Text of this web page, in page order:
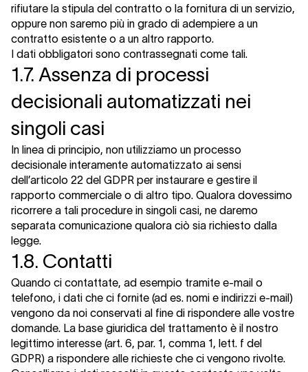
rifiutare la stipula del contratto o la fornitura di un servizio,
oppure non saremo più in grado di adempiere a un
contratto esistente o a un altro rapporto.
I dati obbligatori sono contrassegnati come tali.
1.7. Assenza di processi
decisionali automatizzati nei
singoli casi
In linea di principio, non utilizziamo un processo
decisionale interamente automatizzato ai sensi
dell’articolo 22 del GDPR per instaurare e gestire il
rapporto commerciale o di altro tipo. Qualora dovessimo
ricorrere a tali procedure in singoli casi, ne daremo
separata comunicazione qualora ciò sia richiesto dalla
legge.
1.8. Contatti
Quando ci contattate, ad esempio tramite e-mail o
telefono, i dati che ci fornite (ad es. nomi e indirizzi e-mail)
vengono da noi conservati al fine di rispondere alle vostre
domande. La base giuridica del trattamento è il nostro
legittimo interesse (art. 6, par. 1, comma 1, lett. f del
GDPR) a rispondere alle richieste che ci vengono rivolte.